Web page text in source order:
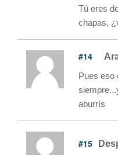
Tú eres
chapas,
#14
Pues eso
aburrís
#15